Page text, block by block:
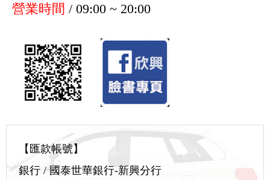
營業時間 / 09:00 ~ 20:00
【匯款帳號】
銀行 / 國泰世華銀行-新興分行